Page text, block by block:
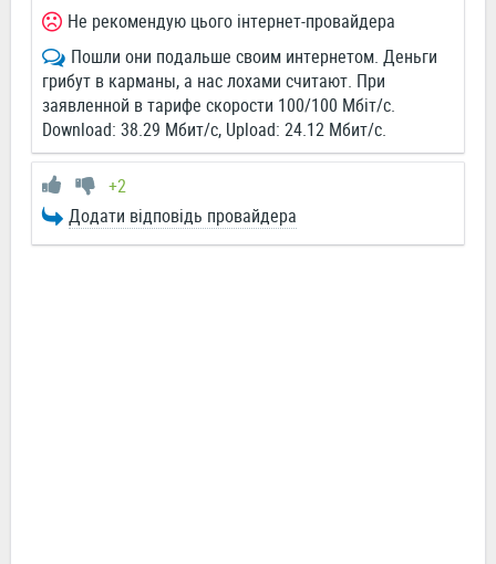
Не рекомендую цього інтернет-провайдера
Пошли они подальше своим интернетом. Деньги
грибут в карманы, а нас лохами считают. При
заявленной в тарифе скорости 100/100 Мбіт/с.
Download: 38.29 Мбит/c, Upload: 24.12 Мбит/c.
+2
Додати відповідь провайдера